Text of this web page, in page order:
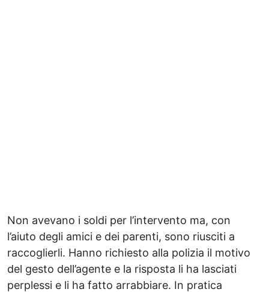
Non avevano i soldi per l’intervento ma, con
l’aiuto degli amici e dei parenti, sono riusciti a
raccoglierli. Hanno richiesto alla polizia il motivo
del gesto dell’agente e la risposta li ha lasciati
perplessi e li ha fatto arrabbiare. In pratica